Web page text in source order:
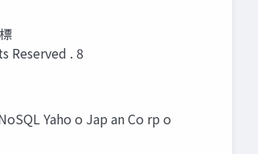
Reserved . 8
Yaho o Jap an Co rp o